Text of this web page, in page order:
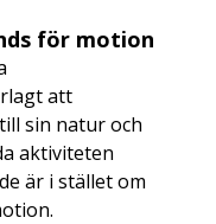
för motion
att
sin natur och
aktiviteten
är i stället om